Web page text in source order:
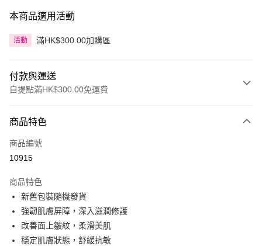
本商品適用活動
活動 滿HK$300.00加購區
付款與運送
自提點滿HK$300.00免運費
信用卡
Apple Pay
PayMe
WeChat Pay
BoC Pay
商品特色
商品編號
10915
商品特色
新舊包裝隨機發貨
強韌肌膚屏障，深入滋潤修護
改善面上皺紋，柔滑美肌
穩定肌膚狀態，舒緩抗敏